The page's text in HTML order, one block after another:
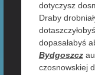
dotyczysz
Draby
dopasałabyś
Bydgoszcz
czosnowskiej